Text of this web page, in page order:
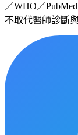
／WHO／
不取代醫師診斷